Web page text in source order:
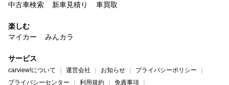
中古車検索
新車見積り 車買取
楽しむ
マイカー
みんカラ
サービス
carview!について 運営会社 お知らせ
プライバシーポリシー
プライバシーセンター
利用規約 免責事項